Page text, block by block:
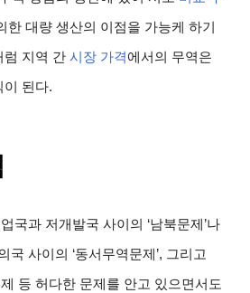
한 대량 생산의 이점을 가능케 하기
럼 지역 간시장 가격에서의 무역은
이 된다.
국과 저개발국 사이의 ‘남북문제’나
국 사이의 ‘동서무역문제’, 그리고
등 허다한 문제를 안고 있으면서도